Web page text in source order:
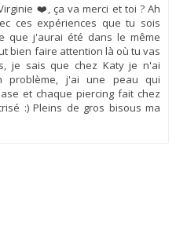
❤️, ça va merci et toi ? Ah
ces expériences que tu sois
que j'aurai été dans le même
bien faire attention là où tu vas
je sais que chez Katy je n'ai
problème, j'ai une peau qui
et chaque piercing fait chez
:) Pleins de gros bisous ma